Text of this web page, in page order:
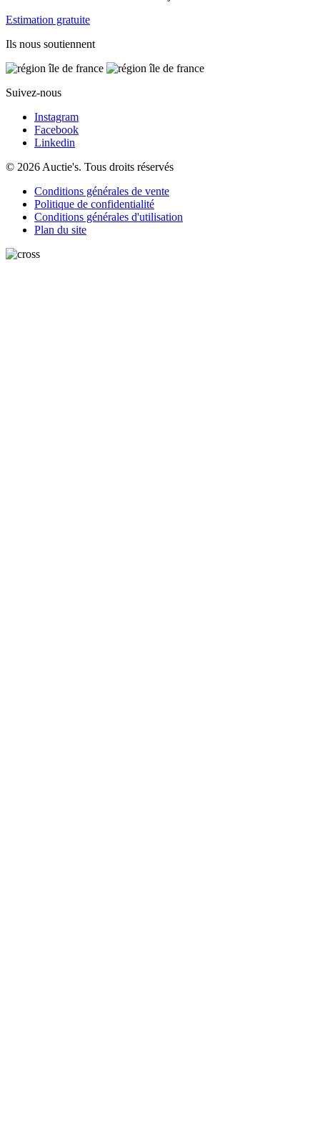
Estimation gratuite
Ils nous soutiennent
Suivez-nous
Instagram
Facebook
Linkedin
© 2026 Auctie's. Tous droits réservés
Conditions générales de vente
Politique de confidentialité
Conditions générales d'utilisation
Plan du site